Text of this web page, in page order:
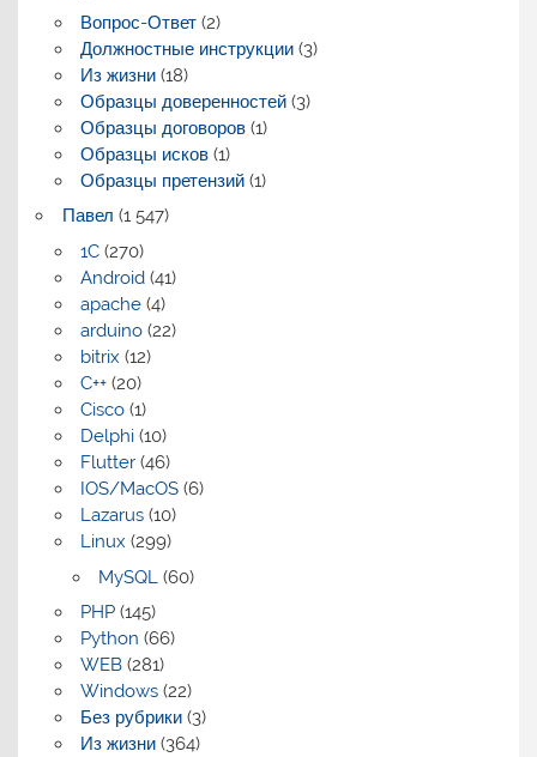
Вопрос-Ответ(2)
Должностные инструкции(3)
Из жизни(18)
Образцы доверенностей(3)
Образцы договоров(1)
Образцы исков(1)
Образцы претензий(1)
Павел (1 547)
1C(270)
Android(41)
apache(4)
arduino(22)
bitrix (12)
C++(20)
Cisco(1)
Delphi(10)
Flutter(46)
IOS/MacOS(6)
Lazarus(10)
Linux (299)
MySQL (60)
PHP(145)
Python (66)
WEB(281)
Windows(22)
Без рубрики(3)
Из жизни(364)